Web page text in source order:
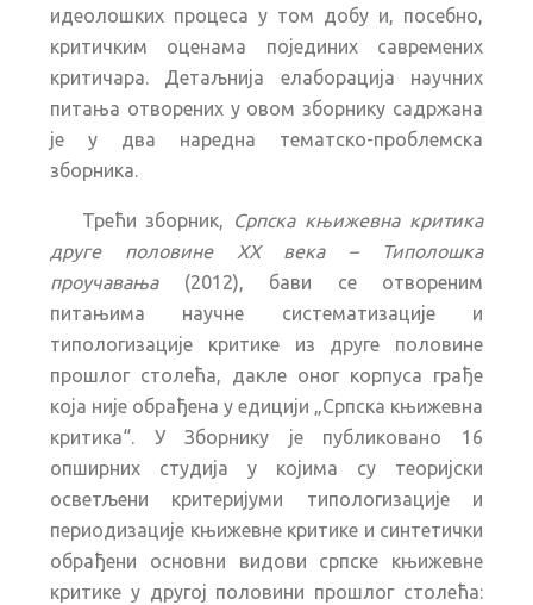
идеолошких процеса у том добу и, посебно,
критичким оценама појединих савремених
критичара. Детаљнија елаборација научних
питања отворених у овом зборнику садржана
је у два наредна тематско-проблемска
зборника.
Трећи зборник, Српска књижевна критика
друге половине XX века – Типолошка
проучавања(2012), бави се отвореним
питањима научне систематизације и
типологизације критике из друге половине
прошлог столећа, дакле оног корпуса грађе
која није обрађена у едицији „Српска књижевна
критика“. У Зборнику је публиковано 16
опширних студија у којима су теоријски
осветљени критеријуми типологизације и
периодизације књижевне критике и синтетички
обрађени основни видови српске књижевне
критике у другој половини прошлог столећа: